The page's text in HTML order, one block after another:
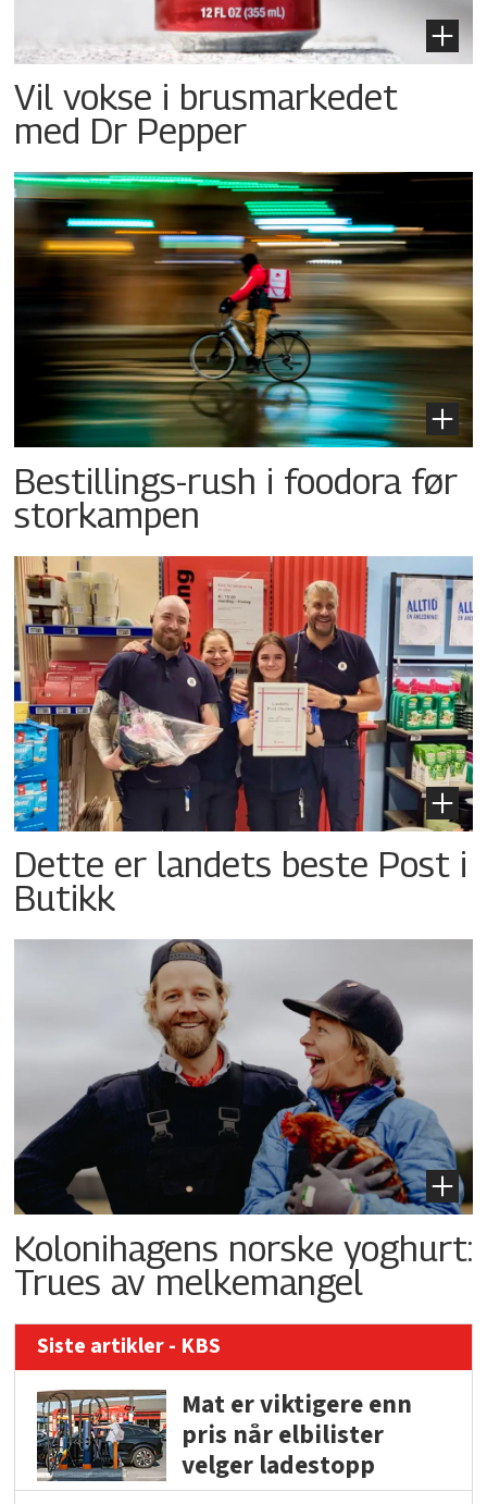
Vil vokse i brusmarkedet
med Dr Pepper
Bestillings-rush i foodora før
storkampen
Dette er landets beste Post i
Butikk
Kolonihagens norske yoghurt:
Trues av melkemangel
Siste artikler - KBS
Mat er viktigere enn
pris når elbilister
velger ladestopp